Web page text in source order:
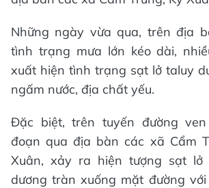
Những ngày vừa qua, trên địa
tình trạng mưa lớn kéo dài,
xuất hiện tình trạng sạt lở taluy
ngấm nước, địa chất yếu.
Đặc biệt, trên tuyến đường
đoạn qua địa bàn các xã Cẩm
Xuân, xảy ra hiện tượng sạt
dương tràn xuống mặt đường với